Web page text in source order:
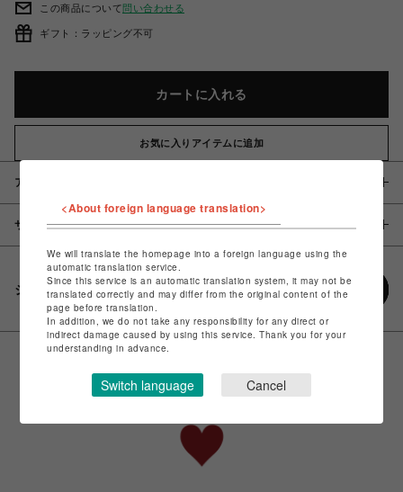
この商品について問い合わせる
ギフト：ラッピング不可
カートに入れる
お気に入りアイテムに追加
アイテム説明 / 素材
サイズ
シェアする
<About foreign language translation>
We will translate the homepage into a foreign language using the
automatic translation service.
Since this service is an automatic translation system, it may not be
translated correctly and may differ from the original content of the
page before translation.
In addition, we do not take any responsibility for any direct or
indirect damage caused by using this service. Thank you for your
understanding in advance.
Switch language Cancel